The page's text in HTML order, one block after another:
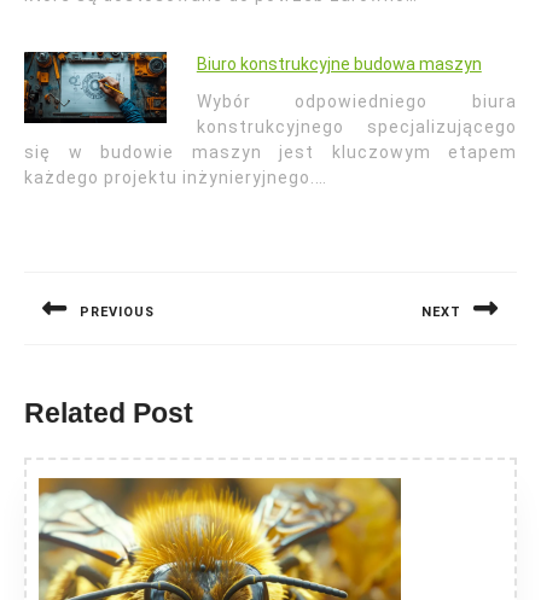
Biuro konstrukcyjne budowa maszyn
Wybór odpowiedniego biura
konstrukcyjnego specjalizującego
się w budowie maszyn jest kluczowym etapem
każdego projektu inżynieryjnego.…
PREVIOUS NEXT
Related Post